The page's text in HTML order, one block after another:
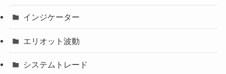
インジケーター
エリオット波動
システムトレード